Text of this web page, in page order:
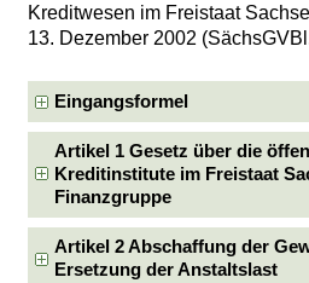
Kreditwesen im Freistaat
13. Dezember 2002
Eingangsformel
Artikel 1 Gesetz über die
Kreditinstitute im Freistaat
Finanzgruppe
Artikel 2 Abschaffung der
Ersetzung der Anstaltslast